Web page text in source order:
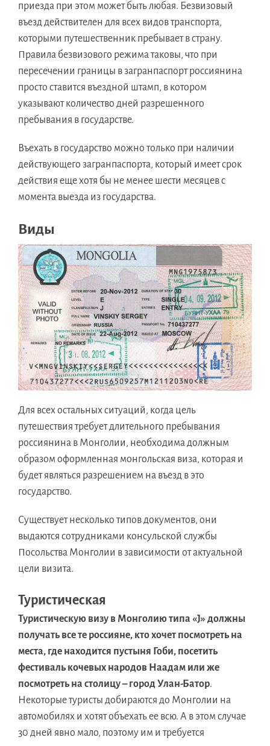
приезда при этом может быть любая. Безвизовый
въезд действителен для всех видов транспорта,
которыми путешественник пребывает в страну.
Правила безвизового режима таковы, что при
пересечении границы в загранпаспорт россиянина
просто ставится въездной штамп, в котором
указывают количество дней разрешенного
пребывания в государстве.
Въехать в государство можно только при наличии
действующего загранпаспорта, который имеет срок
действия еще хотя бы не менее шести месяцев с
момента выезда из государства.
Виды
Для всех остальных ситуаций, когда цель
путешествия требует длительного пребывания
россиянина в Монголии, необходима должным
образом оформленная монгольская виза, которая и
будет являться разрешением на въезд в это
государство.
Существует несколько типов документов, они
выдаются сотрудниками консульской службы
Посольства Монголии в зависимости от актуальной
цели визита.
Туристическая
Туристическую визу в Монголию типа «J» должны
получать все те россияне, кто хочет посмотреть на
места, где находится пустыня Гоби, посетить
фестиваль кочевых народов Наадам или же
посмотреть на столицу – город Улан-Батор.
Некоторые туристы добираются до Монголии на
автомобилях и хотят объехать ее всю. А в этом случае
30 дней явно мало, поэтому им и требуется